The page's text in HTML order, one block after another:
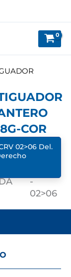
COR
02>06 Del.
-
02>06